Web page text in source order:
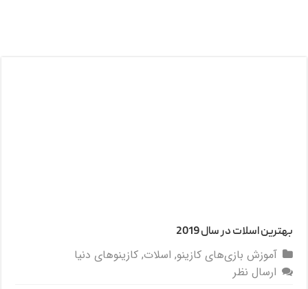
بهترین اسلات‌ در سال 2019
آموزش بازی‌های کازینو, اسلات,کازینوهای دنیا
ارسال نظر